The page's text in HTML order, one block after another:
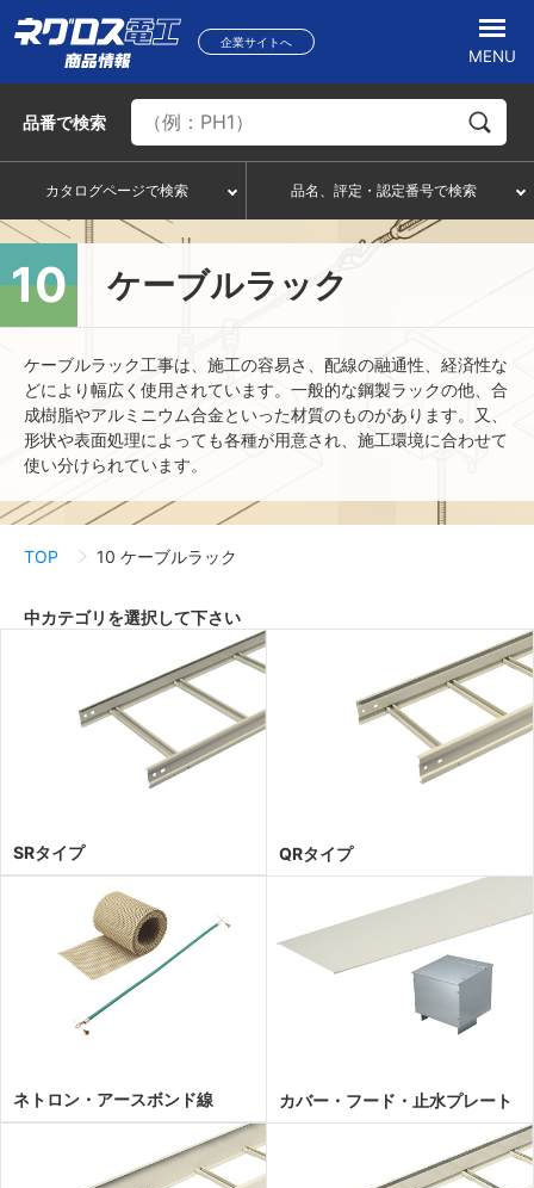
企業サイトへ
MENU
品番で検索
カタログページで検索 品名、評定・認定番号で検索
10 ケーブルラック
ケーブルラック工事は、施工の容易さ、配線の融通性、経済性な
どにより幅広く使用されています。一般的な鋼製ラックの他、合
成樹脂やアルミニウム合金といった材質のものがあります。又、
形状や表面処理によっても各種が用意され、施工環境に合わせて
使い分けられています。
TOP 10 ケーブルラック
中カテゴリを選択して下さい
SRタイプ QRタイプ
ネトロン・アースボンド線 カバー・フード・止水プレート